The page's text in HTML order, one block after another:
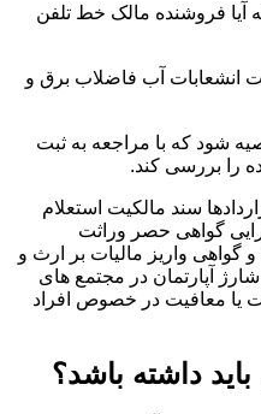
آیا فروشنده مالک خط تلفن
انشعابات آب فاضلاب برق و
شود که با مراجعه به ثبت
را بررسی کند.
سند مالکیت استعلام
گواهی حصر وراثت
واریز مالیات بر ارث و
آپارتمان در مجتمع های
یا معافیت در خصوص افراد
داشته باشد؟